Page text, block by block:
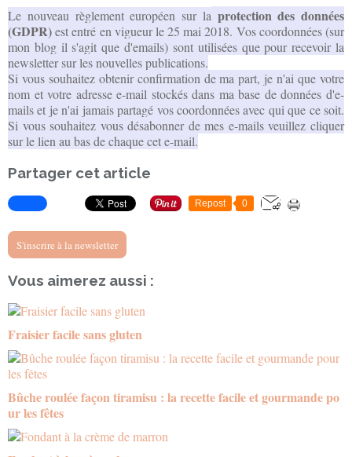
Le nouveau règlement européen sur laprotection des données
(GDPR)est entré en vigueur le 25 mai 2018. Vos coordonnées (sur
mon blog il s'agit que d'emails) sont utilisées que pour recevoir la
newsletter sur les nouvelles publications.
Si vous souhaitez obtenir confirmation de ma part, je n'ai que votre
nom et votre adresse e-mail stockés dans ma base de données d'e-
mails et je n'ai jamais partagé vos coordonnées avec qui que ce soit.
Si vous souhaitez vous désabonner de mes e-mails veuillez cliquer
sur le lien au bas de chaque cet e-mail.
Partager cet article
Repost 0
S'inscrire à la newsletter
Vous aimerez aussi :
Fraisier facile sans gluten
Bûche roulée façon tiramisu : la recette facile et gourmande po
ur les fêtes